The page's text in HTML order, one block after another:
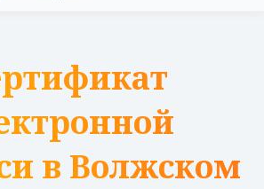
в Волжском